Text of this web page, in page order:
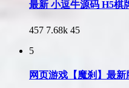
最新 小逗牛源码 H5棋
457 7.68k 45
5
网页游戏【魔刹】最